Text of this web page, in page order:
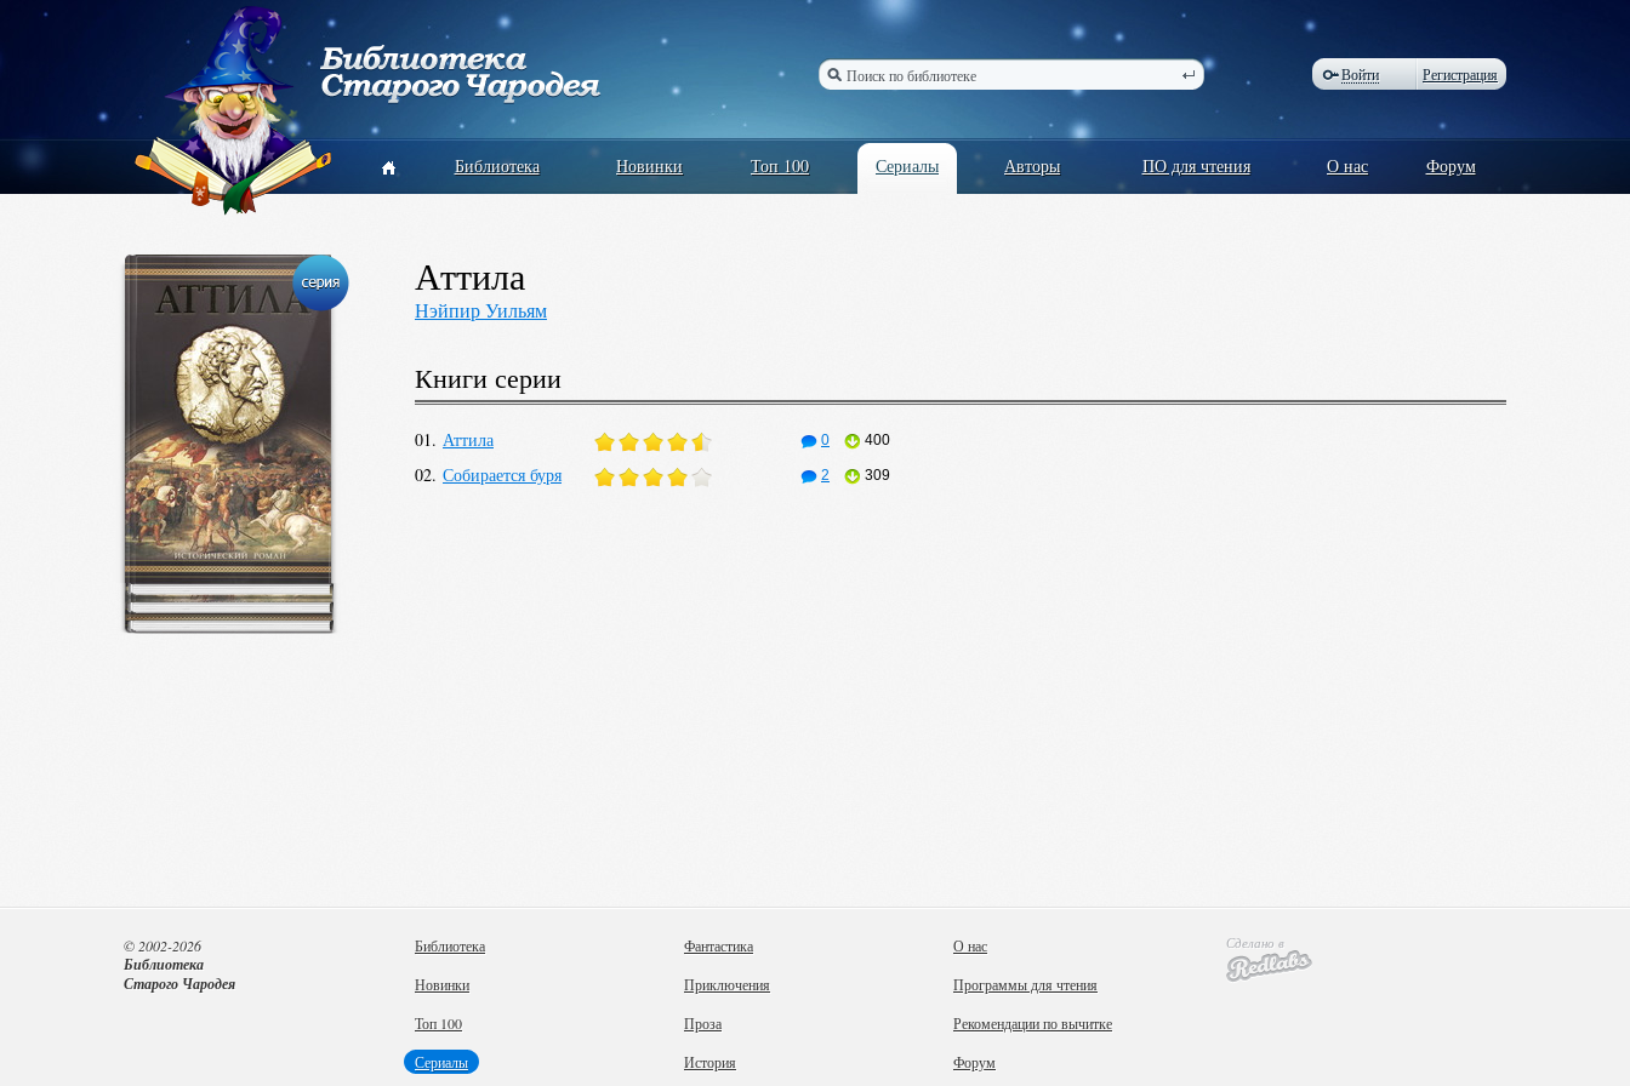
Войти Регистрация
Библиотека Новинки Топ 100 Сериалы Авторы ПО для чтения О нас Форум
Аттила
Нэйпир Уильям
Книги серии
01. Аттила 0 400
02. Собирается буря 2 309
Библиотека
Новинки
Топ 100
Сериалы
Фантастика
Приключения
Проза
История
О нас
Программы для чтения
Рекомендации по вычитке
Форум
© 2002-2026
Библиотека
Старого Чародея
Сделано в